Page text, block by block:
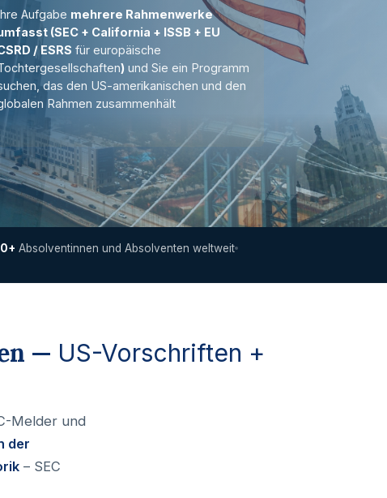
Aufgabe mehrere Rahmenwerke
(SEC + California + ISSB + EU
/ ESRS für europäische
) und Sie ein Programm
das den US-amerikanischen und den
Rahmen zusammenhält
Absolventinnen und Absolventen weltweit
— US-Vorschriften +
Melder und
der
– SEC